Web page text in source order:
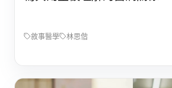
敘事醫學 林思偕